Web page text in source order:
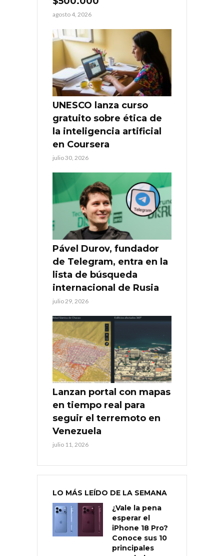
agosto 4, 2026
UNESCO lanza curso
gratuito sobre ética de
la inteligencia artificial
en Coursera
julio 30, 2026
Pável Durov, fundador
de Telegram, entra en la
lista de búsqueda
internacional de Rusia
julio 29, 2026
Lanzan portal con mapas
en tiempo real para
seguir el terremoto en
Venezuela
julio 11, 2026
LO MÁS LEÍDO DE LA SEMANA
¿Vale la pena
esperar el
iPhone 18 Pro?
Conoce sus 10
principales